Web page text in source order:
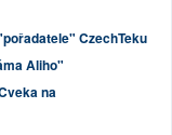
CzechTeku
Aliho"
na